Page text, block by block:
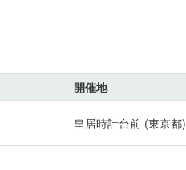
開催地
皇居時計台前 (東京都)